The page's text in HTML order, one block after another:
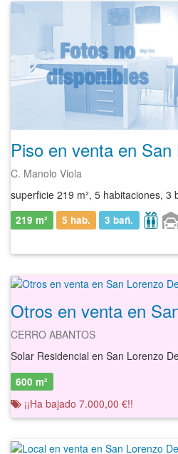
C. Manolo Viola
219 m² 5 hab. 3 bañ.
CERRO ABANTOS
600 m²
¡¡Ha bajado 7.000,00 €!!